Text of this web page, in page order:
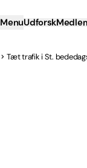
MenuUdforsk
Tæt trafik i St.